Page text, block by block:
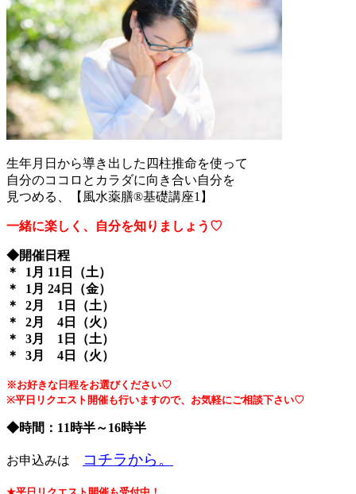
生年月日から導き出した四柱推命を使って
自分のココロとカラダに向き合い自分を
見つめる、【風水薬膳®︎基礎講座1】
一緒に楽しく、自分を知りましょう♡
◆開催日程
＊ 1月 11日（土）
＊ 1月 24日（金）
＊ 2月 1日（土）
＊ 2月 4日（火）
＊ 3月 1日（土）
＊ 3月 4日（火）
※お好きな日程をお選びください♡
※平日リクエスト開催も行いますので、お気軽にご相談下さい♡
◆時間：11時半～16時半
お申込みは コチラから。